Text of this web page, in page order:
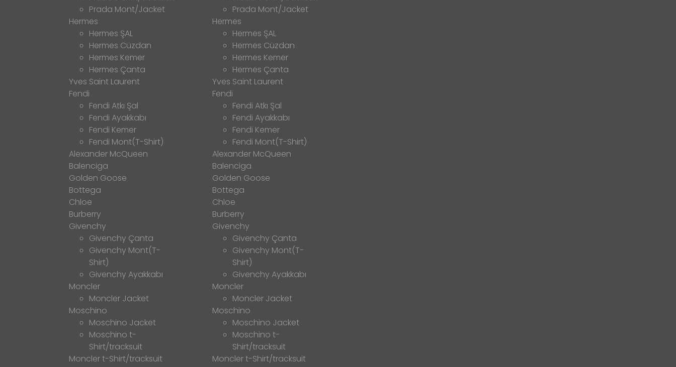
Prada Mont/Jacket
Hermes
Hermes ŞAL
Hermes Cüzdan
Hermes Kemer
Hermes Çanta
Yves Saint Laurent
Fendi
Fendi Atkı Şal
Fendi Ayakkabı
Fendi Kemer
Fendi Mont(T-Shirt)
Alexander McQueen
Balenciga
Golden Goose
Bottega
Chloe
Burberry
Givenchy
Givenchy Çanta
Givenchy Mont(T-
Shirt)
Givenchy Ayakkabı
Moncler
Moncler Jacket
Moschino
Moschino Jacket
Moschino t-
Shirt/tracksuit
Moncler t-Shirt/tracksuit
Prada Mont/Jacket
Hermes
Hermes ŞAL
Hermes Cüzdan
Hermes Kemer
Hermes Çanta
Yves Saint Laurent
Fendi
Fendi Atkı Şal
Fendi Ayakkabı
Fendi Kemer
Fendi Mont(T-Shirt)
Alexander McQueen
Balenciga
Golden Goose
Bottega
Chloe
Burberry
Givenchy
Givenchy Çanta
Givenchy Mont(T-
Shirt)
Givenchy Ayakkabı
Moncler
Moncler Jacket
Moschino
Moschino Jacket
Moschino t-
Shirt/tracksuit
Moncler t-Shirt/tracksuit